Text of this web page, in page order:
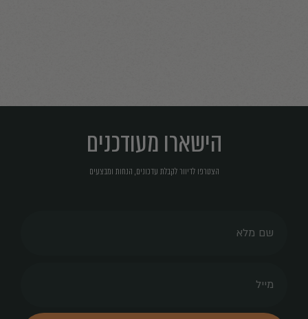
הישארו מעודכנים
הצטרפו לדיוור לקבלת עדכונים, הנחות ומבצעים